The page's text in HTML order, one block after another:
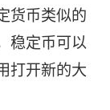
货币类似的
稳定币可以
打开新的大